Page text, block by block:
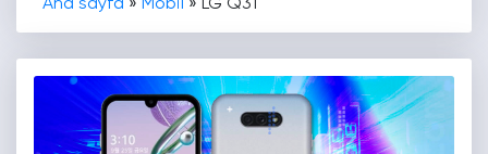
Ana sayfa » Mobil » LG Q31